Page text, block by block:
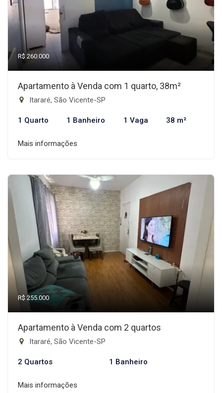
R$ 260.000
Apartamento à Venda com 1 quarto, 38m²
Itararé, São Vicente-SP
1 Quarto 1 Banheiro 1 Vaga 38 m²
Mais informações
R$ 255.000
Apartamento à Venda com 2 quartos
Itararé, São Vicente-SP
2 Quartos 1 Banheiro
Mais informações